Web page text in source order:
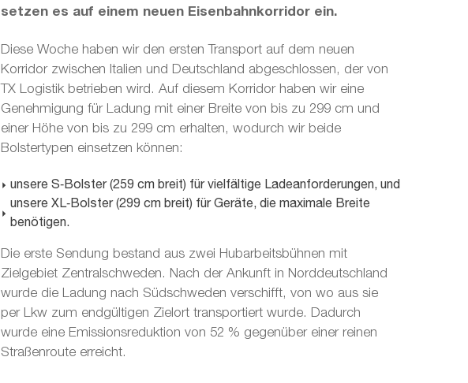
setzen es auf einem neuen Eisenbahnkorridor ein.
Diese Woche haben wir den ersten Transport auf dem neuen
Korridor zwischen Italien und Deutschland abgeschlossen, der von
TX Logistik betrieben wird. Auf diesem Korridor haben wir eine
Genehmigung für Ladung mit einer Breite von bis zu 299 cm und
einer Höhe von bis zu 299 cm erhalten, wodurch wir beide
Bolstertypen einsetzen können:
unsere S‑Bolster (259 cm breit) für vielfältige Ladeanforderungen, und
unsere XL‑Bolster (299 cm breit) für Geräte, die maximale Breite
benötigen.
Die erste Sendung bestand aus zwei Hubarbeitsbühnen mit
Zielgebiet Zentralschweden. Nach der Ankunft in Norddeutschland
wurde die Ladung nach Südschweden verschifft, von wo aus sie
per Lkw zum endgültigen Zielort transportiert wurde. Dadurch
wurde eine Emissionsreduktion von 52 % gegenüber einer reinen
Straßenroute erreicht.